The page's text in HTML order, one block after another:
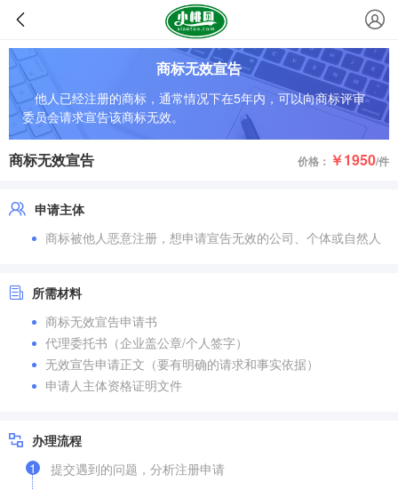
商标无效宣告
他人已经注册的商标，通常情况下在5年内，可以向商标评审
委员会请求宣告该商标无效。
商标无效宣告 价格： ￥1950/件
申请主体
商标被他人恶意注册，想申请宣告无效的公司、个体或自然人
所需材料
商标无效宣告申请书
代理委托书（企业盖公章/个人签字）
无效宣告申请正文（要有明确的请求和事实依据）
申请人主体资格证明文件
办理流程
1
提交遇到的问题，分析注册申请